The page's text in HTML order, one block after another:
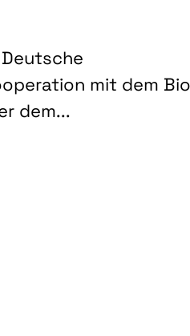
mit dem
dem...
für